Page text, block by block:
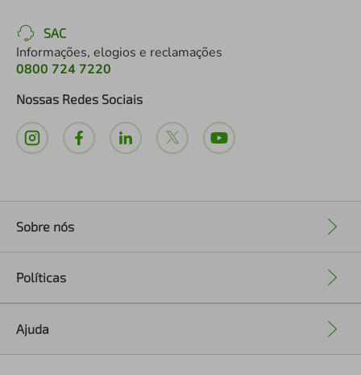
SAC
Informações, elogios e reclamações
0800 724 7220
Nossas Redes Sociais
Sobre nós
Políticas
Ajuda